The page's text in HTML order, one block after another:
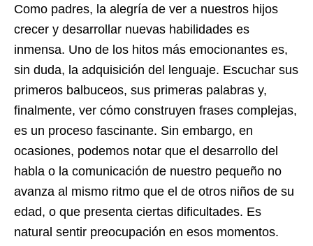
Como padres, la alegría de ver a nuestros hijos
crecer y desarrollar nuevas habilidades es
inmensa. Uno de los hitos más emocionantes es,
sin duda, la adquisición del lenguaje. Escuchar sus
primeros balbuceos, sus primeras palabras y,
finalmente, ver cómo construyen frases complejas,
es un proceso fascinante. Sin embargo, en
ocasiones, podemos notar que el desarrollo del
habla o la comunicación de nuestro pequeño no
avanza al mismo ritmo que el de otros niños de su
edad, o que presenta ciertas dificultades. Es
natural sentir preocupación en esos momentos.